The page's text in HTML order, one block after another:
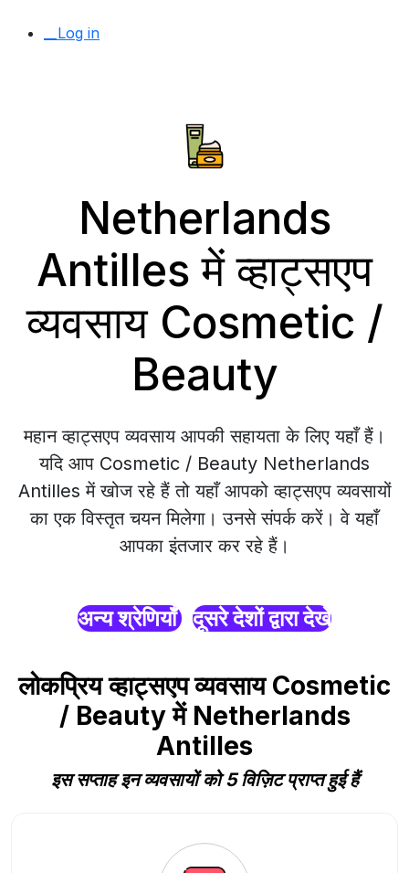
__Log in
Netherlands
Antilles में व्हाट्सएप
व्यवसाय Cosmetic /
Beauty
महान व्हाट्सएप व्यवसाय आपकी सहायता के लिए यहाँ हैं।
यदि आप Cosmetic / Beauty Netherlands
Antilles में खोज रहे हैं तो यहाँ आपको व्हाट्सएप व्यवसायों
का एक विस्तृत चयन मिलेगा। उनसे संपर्क करें। वे यहाँ
आपका इंतजार कर रहे हैं।
अन्य श्रेणियाँ दूसरे देशों द्वारा देखें
लोकप्रिय व्हाट्सएप व्यवसाय Cosmetic
/ Beauty में Netherlands
Antilles
इस सप्ताह इन व्यवसायों को 5 विज़िट प्राप्त हुई हैं